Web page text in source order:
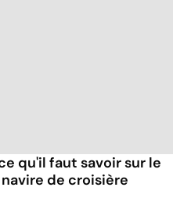
qu'il faut savoir sur le
de croisière